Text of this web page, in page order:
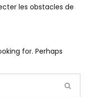
les obstacles de
for. Perhaps